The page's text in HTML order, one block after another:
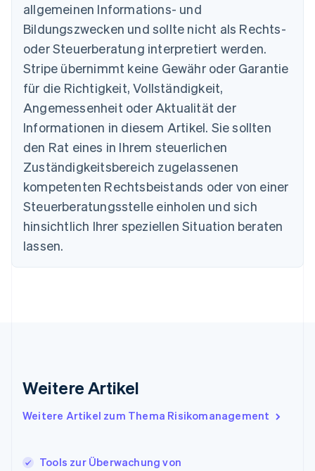
allgemeinen Informations- und
Bildungszwecken und sollte nicht als Rechts-
oder Steuerberatung interpretiert werden.
Stripe übernimmt keine Gewähr oder Garantie
für die Richtigkeit, Vollständigkeit,
Angemessenheit oder Aktualität der
Informationen in diesem Artikel. Sie sollten
den Rat eines in Ihrem steuerlichen
Zuständigkeitsbereich zugelassenen
kompetenten Rechtsbeistands oder von einer
Steuerberatungsstelle einholen und sich
hinsichtlich Ihrer speziellen Situation beraten
lassen.
Weitere Artikel
Weitere Artikel zum Thema Risikomanagement
Tools zur Überwachung von
Australien
English
Belgien
Nederlands Français DeutschEnglish
Brasilien
PortuguêsEnglish
English
Dänemark
English
Deutschland
Deutsch English
Estland
Festlandchina
简体中文English
Finnland
English
Frankreich
Irland
Italien
日本語 English